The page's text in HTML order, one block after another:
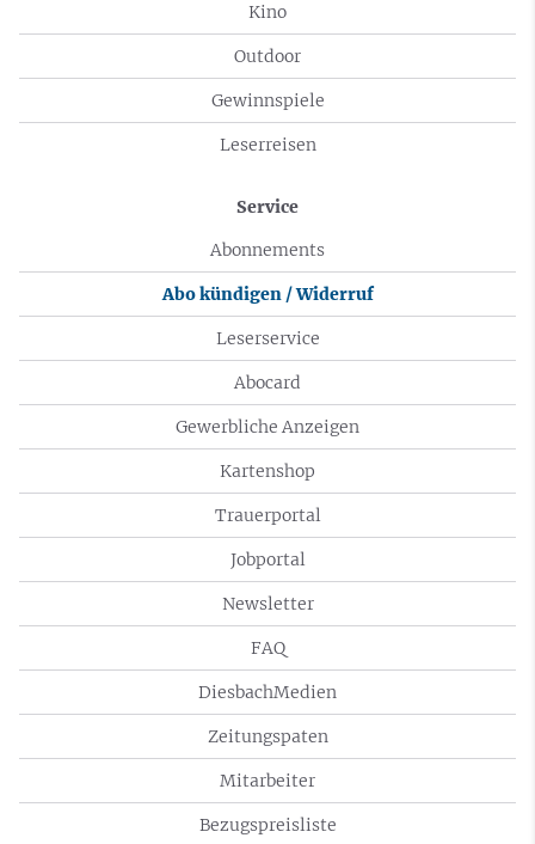
Kino
Outdoor
Gewinnspiele
Leserreisen
Service
Abonnements
Abo kündigen / Widerruf
Leserservice
Abocard
Gewerbliche Anzeigen
Kartenshop
Trauerportal
Jobportal
Newsletter
FAQ
DiesbachMedien
Zeitungspaten
Mitarbeiter
Bezugspreisliste